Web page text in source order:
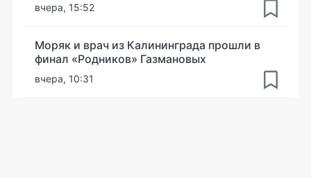
вчера, 15:52
Моряк и врач из Калининграда прошли в
финал «Родников» Газмановых
вчера, 10:31